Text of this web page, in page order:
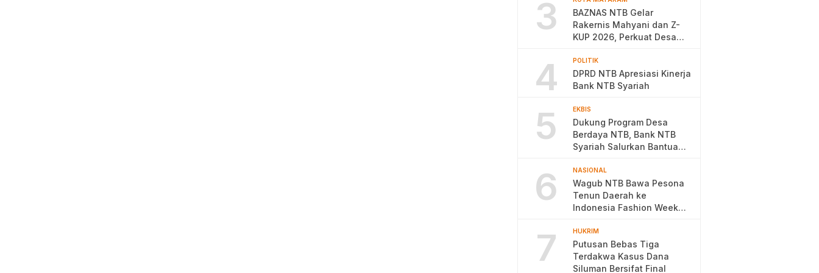
3
BAZNAS NTB Gelar
Rakernis Mahyani dan Z-
KUP 2026, Perkuat Desa
4 POLITIK
DPRD NTB Apresiasi Kinerja
Bank NTB Syariah
5 EKBIS
Dukung Program Desa
Berdaya NTB, Bank NTB
Syariah Salurkan Bantuan
6 NASIONAL
Wagub NTB Bawa Pesona
Tenun Daerah ke
Indonesia Fashion Week
7 HUKRIM
Putusan Bebas Tiga
Terdakwa Kasus Dana
Siluman Bersifat Final